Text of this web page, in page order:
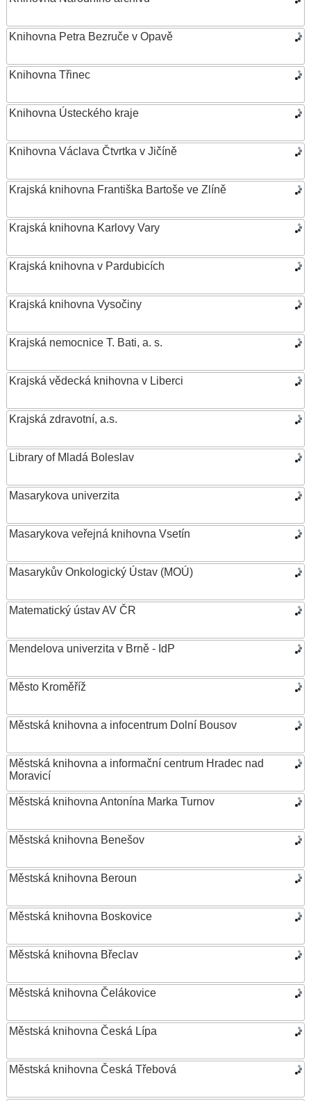
Knihovna Petra Bezruče v Opavě
Knihovna Třinec
Knihovna Ústeckého kraje
Knihovna Václava Čtvrtka v Jičíně
Krajská knihovna Františka Bartoše ve Zlíně
Krajská knihovna Karlovy Vary
Krajská knihovna v Pardubicích
Krajská knihovna Vysočiny
Krajská nemocnice T. Bati, a. s.
Krajská vědecká knihovna v Liberci
Krajská zdravotní, a.s.
Library of Mladá Boleslav
Masarykova univerzita
Masarykova veřejná knihovna Vsetín
Masarykův Onkologický Ústav (MOÚ)
Matematický ústav AV ČR
Mendelova univerzita v Brně - IdP
Město Kroměříž
Městská knihovna a infocentrum Dolní Bousov
Městská knihovna a informační centrum Hradec nad
Moravicí
Městská knihovna Antonína Marka Turnov
Městská knihovna Benešov
Městská knihovna Beroun
Městská knihovna Boskovice
Městská knihovna Břeclav
Městská knihovna Čelákovice
Městská knihovna Česká Lípa
Městská knihovna Česká Třebová